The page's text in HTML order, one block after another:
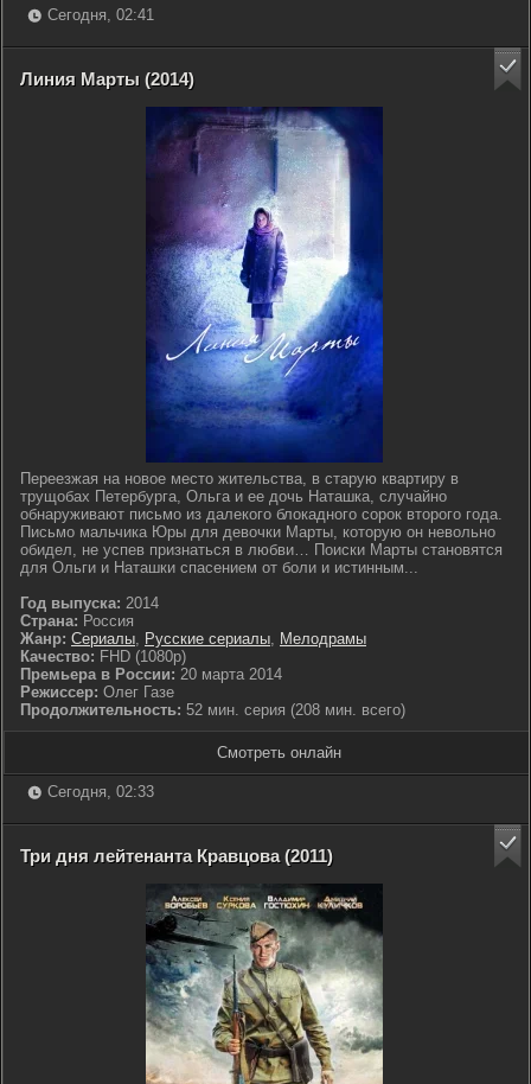
Сегодня, 02:41
Линия Марты (2014)
Переезжая на новое место жительства, в старую квартиру в
трущобах Петербурга, Ольга и ее дочь Наташка, случайно
обнаруживают письмо из далекого блокадного сорок второго года.
Письмо мальчика Юры для девочки Марты, которую он невольно
обидел, не успев признаться в любви… Поиски Марты становятся
для Ольги и Наташки спасением от боли и истинным...
Год выпуска: 2014
Страна: Россия
Жанр: Сериалы, Русские сериалы, Мелодрамы
Качество: FHD (1080p)
Премьера в России: 20 марта 2014
Режиссер: Олег Газе
Продолжительность: 52 мин. серия (208 мин. всего)
Смотреть онлайн
Сегодня, 02:33
Три дня лейтенанта Кравцова (2011)